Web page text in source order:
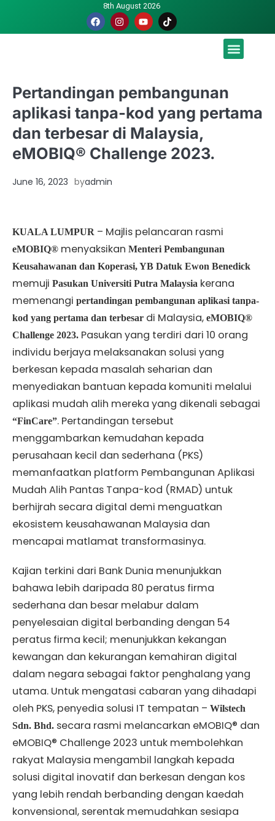
8th August 2026
Pertandingan pembangunan
aplikasi tanpa-kod yang pertama
dan terbesar di Malaysia,
eMOBIQ® Challenge 2023.
June 16, 2023 byadmin
KUALA LUMPUR – Majlis pelancaran rasmi
eMOBIQ® menyaksikan Menteri Pembangunan
Keusahawanan dan Koperasi, YB Datuk Ewon Benedick
memuji Pasukan Universiti Putra Malaysia kerana
memenangi pertandingan pembangunan aplikasi tanpa-
kod yang pertama dan terbesar di Malaysia, eMOBIQ®
Challenge 2023. Pasukan yang terdiri dari 10 orang
individu berjaya melaksanakan solusi yang
berkesan kepada masalah seharian dan
menyediakan bantuan kepada komuniti melalui
aplikasi mudah alih mereka yang dikenali sebagai
“FinCare”. Pertandingan tersebut
menggambarkan kemudahan kepada
perusahaan kecil dan sederhana (PKS)
memanfaatkan platform Pembangunan Aplikasi
Mudah Alih Pantas Tanpa-kod (RMAD) untuk
berhijrah secara digital demi menguatkan
ekosistem keusahawanan Malaysia dan
mencapai matlamat transformasinya.
Kajian terkini dari Bank Dunia menunjukkan
bahawa lebih daripada 80 peratus firma
sederhana dan besar melabur dalam
penyelesaian digital berbanding dengan 54
peratus firma kecil; menunjukkan kekangan
kewangan dan kekurangan kemahiran digital
dalam negara sebagai faktor penghalang yang
utama. Untuk mengatasi cabaran yang dihadapi
oleh PKS, penyedia solusi IT tempatan – Wilstech
Sdn. Bhd. secara rasmi melancarkan eMOBIQ® dan
eMOBIQ® Challenge 2023 untuk membolehkan
rakyat Malaysia mengambil langkah kepada
solusi digital inovatif dan berkesan dengan kos
yang lebih rendah berbanding dengan kaedah
konvensional, serentak memudahkan sesiapa